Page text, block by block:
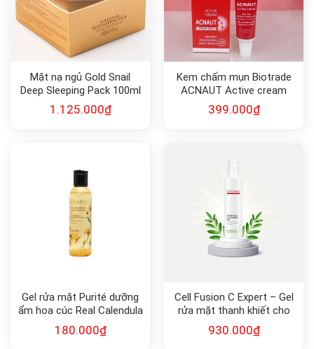
Mặt nạ ngủ Gold Snail
Deep Sleeping Pack 100ml
1.125.000₫
Kem chấm mụn Biotrade
ACNAUT Active cream
15ml
399.000₫
Gel rửa mặt Purité dưỡng
ẩm hoa cúc Real Calendula
Gentle Hydrating Cleansing
Gel
180.000₫
Cell Fusion C Expert – Gel
rửa mặt thanh khiết cho
làn da dầu mụn
AC.Treacalm Purifying
930.000₫